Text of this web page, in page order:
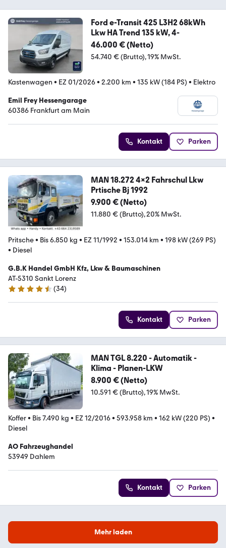
Ford e-Transit 425 L3H2 68kWh
Lkw HA Trend 135 kW, 4-
46.000 € (Netto)
54.740 € (Brutto) 19% MwSt.
Kastenwagen • EZ 01/2026• 2.200 km • 135 kW (184 PS) • Elektro
Emil Frey Hessengarage
60386 Frankfurt am Main
Kontakt Parken
MAN 18.272 4x2 Fahrschul Lkw
Prtische Bj 1992
9.900 € (Netto)
11.880 € (Brutto) 20% MwSt.
Pritsche• Bis 6.850 kg • EZ 11/1992 • 153.014 km • 198 kW (269 PS)
• Diesel
G.B.K Handel GmbH Kfz, Lkw & Baumaschinen
AT-5310 Sankt Lorenz
4.7 Sterne
(34)
Kontakt Parken
MAN TGL 8.220 - Automatik -
Klima - Planen-LKW
8.900 € (Netto)
10.591 € (Brutto) 19% MwSt.
Koffer• Bis 7.490 kg • EZ 12/2016• 593.958 km • 162 kW (220 PS) •
Diesel
AO Fahrzeughandel
53949 Dahlem
Kontakt Parken
Mehr laden